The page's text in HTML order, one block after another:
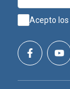
Acepto los